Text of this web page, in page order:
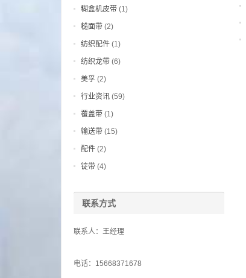
糊盒机皮带 (1)
糙面带 (2)
纺织配件 (1)
纺织龙带 (6)
美孚 (2)
行业资讯 (59)
覆盖带 (1)
输送带 (15)
配件 (2)
锭带 (4)
联系方式
联系人：王经理
电话：15668371678